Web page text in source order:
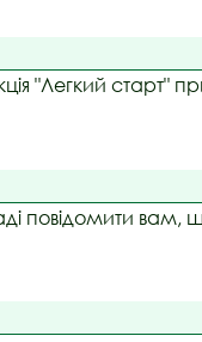
"Легкий старт"
повідомити вам,